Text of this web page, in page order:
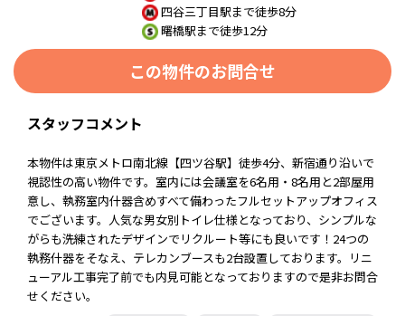
四谷三丁目駅まで徒歩8分
曙橋駅まで徒歩12分
この物件のお問合せ
スタッフコメント
本物件は東京メトロ南北線【四ツ谷駅】徒歩4分、新宿通り沿いで
視認性の高い物件です。室内には会議室を6名用・8名用と2部屋用
意し、執務室内什器含めすべて備わったフルセットアップオフィス
でございます。人気な男女別トイレ仕様となっており、シンプルな
がらも洗練されたデザインでリクルート等にも良いです！24つの
執務什器をそなえ、テレカンブースも2台設置しております。リニ
ューアル工事完了前でも内見可能となっておりますので是非お問合
せください。